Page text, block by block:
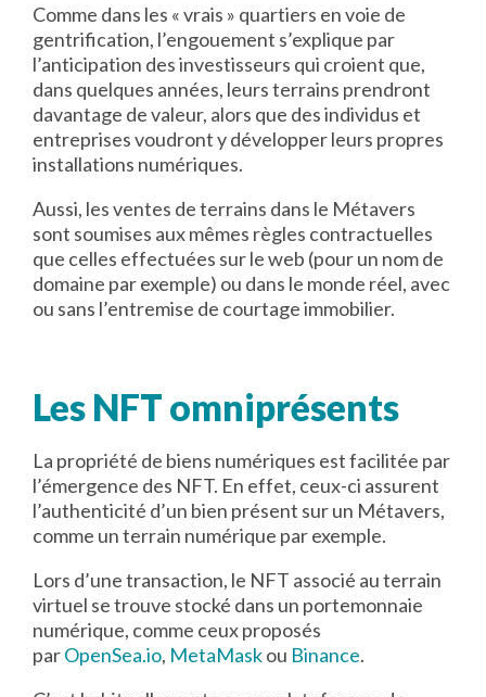
Comme dans les « vrais » quartiers en voie de
gentrification, l’engouement s’explique par
l’anticipation des investisseurs qui croient que,
dans quelques années, leurs terrains prendront
davantage de valeur, alors que des individus et
entreprises voudront y développer leurs propres
installations numériques.
Aussi, les ventes de terrains dans le Métavers
sont soumises aux mêmes règles contractuelles
que celles effectuées sur le web (pour un nom de
domaine par exemple) ou dans le monde réel, avec
ou sans l’entremise de courtage immobilier.
Les NFT omniprésents
La propriété de biens numériques est facilitée par
l’émergence des NFT. En effet, ceux-ci assurent
l’authenticité d’un bien présent sur un Métavers,
comme un terrain numérique par exemple.
Lors d’une transaction, le NFT associé au terrain
virtuel se trouve stocké dans un portemonnaie
numérique, comme ceux proposés
parOpenSea.io, MetaMaskou Binance.